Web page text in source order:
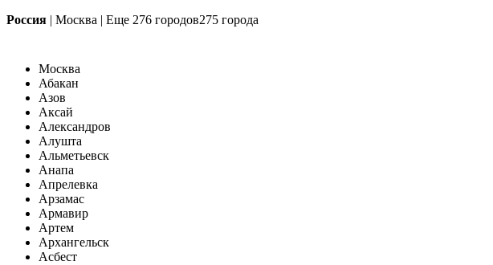
Россия | Москва | Еще 276 городов275 города
Москва
Абакан
Азов
Аксай
Александров
Алушта
Альметьевск
Анапа
Апрелевка
Арзамас
Армавир
Артем
Архангельск
Асбест